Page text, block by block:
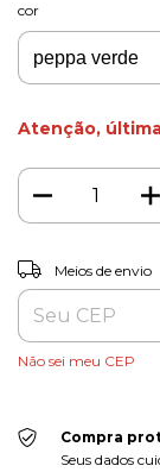
cor
Atenção,
Entregas para o CEP:
Meios de envio
Não sei meu CEP
Compra
Seus dados